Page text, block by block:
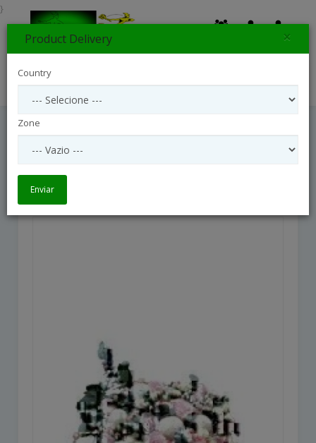
Flower Box Mix
}
Product Delivery ×
Country
Zone
Enviar